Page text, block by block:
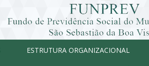
ESTRUTURA ORGANIZACIONAL